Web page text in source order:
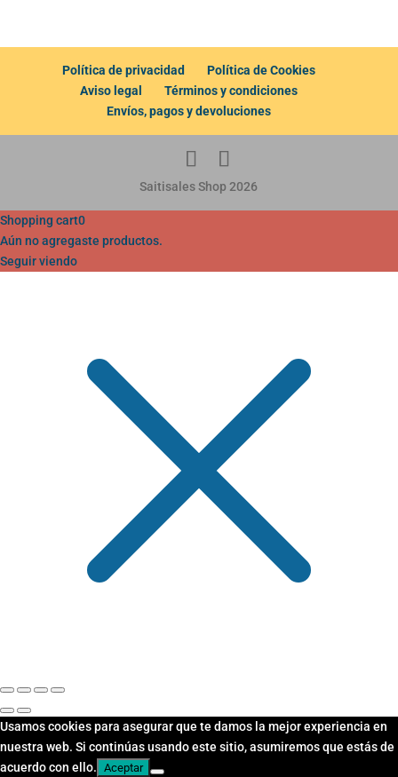
Política de privacidad
Política de Cookies
Aviso legal
Términos y condiciones
Envíos, pagos y devoluciones
Saitisales Shop 2026
Shopping cart0
Aún no agregaste productos.
Seguir viendo
Usamos cookies para asegurar que te damos la mejor experiencia en
nuestra web. Si continúas usando este sitio, asumiremos que estás de
acuerdo con ello. Aceptar